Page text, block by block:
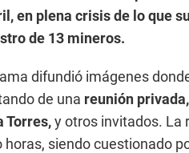
en plena crisis de lo que
de 13 mineros.
difundió imágenes
de una reunión
Torres,y otros invitados. La
horas, siendo cuestionado